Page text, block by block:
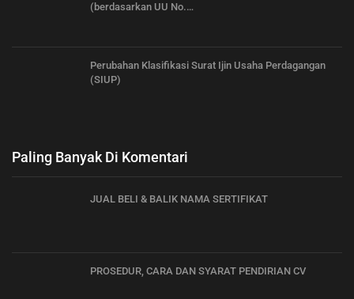
(berdasarkan UU No.…
Perubahan Klasifikasi Surat Ijin Usaha Perdagangan
(SIUP)
Paling Banyak Di Komentari
JUAL BELI & BALIK NAMA SERTIFIKAT
PROSEDUR, CARA DAN SYARAT PENDIRIAN CV